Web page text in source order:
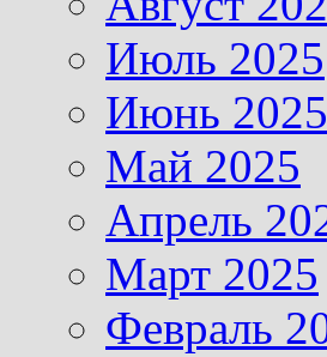
Июль 2025
Июнь 2025
Май 2025
Апрель
Март 2025
Февраль